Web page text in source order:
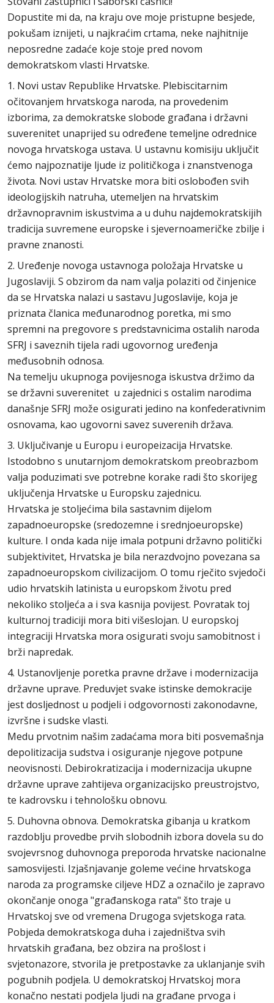
Dopustite mi da, na kraju ove moje pristupne besjede,
pokušam iznijeti, u najkraćim crtama, neke najhitnije
neposredne zadaće koje stoje pred novom
demokratskom vlasti Hrvatske.
1. Novi ustav Republike Hrvatske. Plebiscitarnim
očitovanjem hrvatskoga naroda, na provedenim
izborima, za demokratske slobode građana i državni
suverenitet unaprijed su određene temeljne odrednice
novoga hrvatskoga ustava. U ustavnu komisiju uključit
ćemo najpoznatije ljude iz političkoga i znanstvenoga
života. Novi ustav Hrvatske mora biti oslobođen svih
ideologijskih natruha, utemeljen na hrvatskim
državnopravnim iskustvima a u duhu najdemokratskijih
tradicija suvremene europske i sjevernoameričke zbilje i
pravne znanosti.
2. Uređenje novoga ustavnoga položaja Hrvatske u
Jugoslaviji. S obzirom da nam valja polaziti od činjenice
da se Hrvatska nalazi u sastavu Jugoslavije, koja je
priznata članica međunarodnog poretka, mi smo
spremni na pregovore s predstavnicima ostalih naroda
SFRJ i saveznih tijela radi ugovornog uređenja
međusobnih odnosa.
Na temelju ukupnoga povijesnoga iskustva držimo da
se državni suverenitet u zajednici s ostalim narodima
današnje SFRJ može osigurati jedino na konfederativnim
osnovama, kao ugovorni savez suverenih država.
3. Uključivanje u Europu i europeizacija Hrvatske.
Istodobno s unutarnjom demokratskom preobrazbom
valja poduzimati sve potrebne korake radi što skorijeg
uključenja Hrvatske u Europsku zajednicu.
Hrvatska je stoljećima bila sastavnim dijelom
zapadnoeuropske (sredozemne i srednjoeuropske)
kulture. I onda kada nije imala potpuni državno politički
subjektivitet, Hrvatska je bila nerazdvojno povezana sa
zapadnoeuropskom civilizacijom. O tomu rječito svjedoči
udio hrvatskih latinista u europskom životu pred
nekoliko stoljeća a i sva kasnija povijest. Povratak toj
kulturnoj tradiciji mora biti višeslojan. U europskoj
integraciji Hrvatska mora osigurati svoju samobitnost i
brži napredak.
4. Ustanovljenje poretka pravne države i modernizacija
državne uprave. Preduvjet svake istinske demokracije
jest dosljednost u podjeli i odgovornosti zakonodavne,
izvršne i sudske vlasti.
Medu prvotnim našim zadaćama mora biti posvemašnja
depolitizacija sudstva i osiguranje njegove potpune
neovisnosti. Debirokratizacija i modernizacija ukupne
državne uprave zahtijeva organizacijsko preustrojstvo,
te kadrovsku i tehnološku obnovu.
5. Duhovna obnova. Demokratska gibanja u kratkom
razdoblju provedbe prvih slobodnih izbora dovela su do
svojevrsnog duhovnoga preporoda hrvatske nacionalne
samosvijesti. Izjašnjavanje goleme većine hrvatskoga
naroda za programske ciljeve HDZ a označilo je zapravo
okončanje onoga "građanskoga rata" što traje u
Hrvatskoj sve od vremena Drugoga svjetskoga rata.
Pobjeda demokratskoga duha i zajedništva svih
hrvatskih građana, bez obzira na prošlost i
svjetonazore, stvorila je pretpostavke za uklanjanje svih
pogubnih podjela. U demokratskoj Hrvatskoj mora
konačno nestati podjela ljudi na građane prvoga i